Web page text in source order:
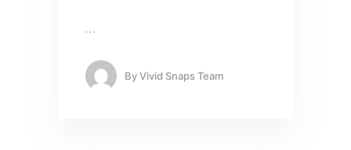
…
ByVivid Snaps Team